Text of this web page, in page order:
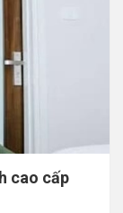
cao cấp